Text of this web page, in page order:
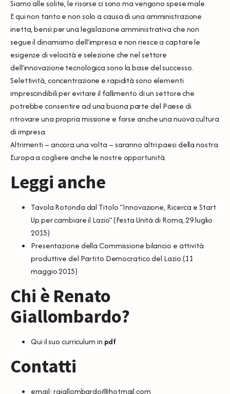
Siamo alle solite, le risorse ci sono ma vengono spese male.
E qui non tanto e non solo a causa di una amministrazione
inetta, bensì per una legislazione amministrativa che non
segue il dinamismo dell’impresa e non riesce a captare le
esigenze di velocità e selezione che nel settore
dell’innovazione tecnologica sono la base del successo.
Selettività, concentrazione e rapidità sono elementi
imprescindibili per evitare il fallimento di un settore che
potrebbe consentire ad una buona parte del Paese di
ritrovare una propria missione e forse anche una nuova cultura
di impresa.
Altrimenti – ancora una volta – saranno altri paesi della nostra
Europa a cogliere anche le nostre opportunità.
Leggi anche
Tavola Rotonda dal Titolo “Innovazione, Ricerca e Start
Up per cambiare il Lazio”(Festa Unità di Roma, 29 luglio
2015)
Presentazione della Commissione bilancio e attività
produttive del Partito Democratico del Lazio(11
maggio 2015)
Chi è Renato
Giallombardo?
Qui il suo curriculum in pdf
Contatti
email:rgiallombardo@hotmail.com